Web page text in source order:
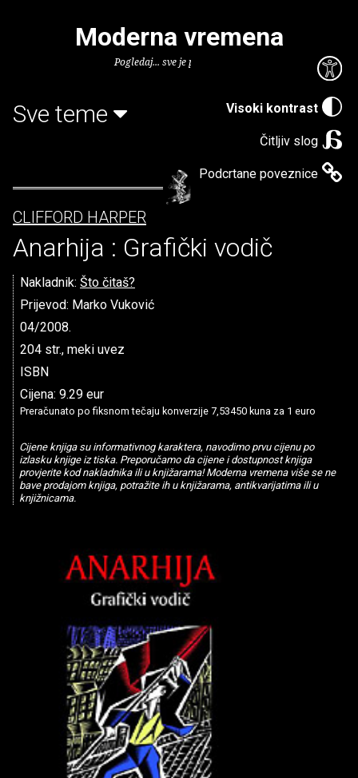
Visoki kontrast
Čitljiv slog
Podcrtane poveznice
Moderna vremena
Pogledaj... sve je puno knjiga.
Sve teme
CLIFFORD HARPER
Anarhija : Grafički vodič
Nakladnik: Što čitaš?
Prijevod: Marko Vuković
04/2008.
204 str., meki uvez
ISBN
Cijena: 9.29 eur
Preračunato po fiksnom tečaju konverzije 7,53450 kuna za 1 euro
Cijene knjiga su informativnog karaktera, navodimo prvu cijenu po
izlasku knjige iz tiska. Preporučamo da cijene i dostupnost knjiga
provjerite kod nakladnika ili u knjižarama! Moderna vremena više se ne
bave prodajom knjiga, potražite ih u knjižarama, antikvarijatima ili u
knjižnicama.